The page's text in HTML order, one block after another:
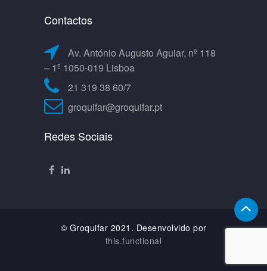
Contactos
Av. António Augusto Aguiar, nº 118
– 1º 1050-019 Lisboa
21 319 38 60/7
groquifar@groquifar.pt
Redes Sociais
© Groquifar 2021. Desenvolvido por
this.functional